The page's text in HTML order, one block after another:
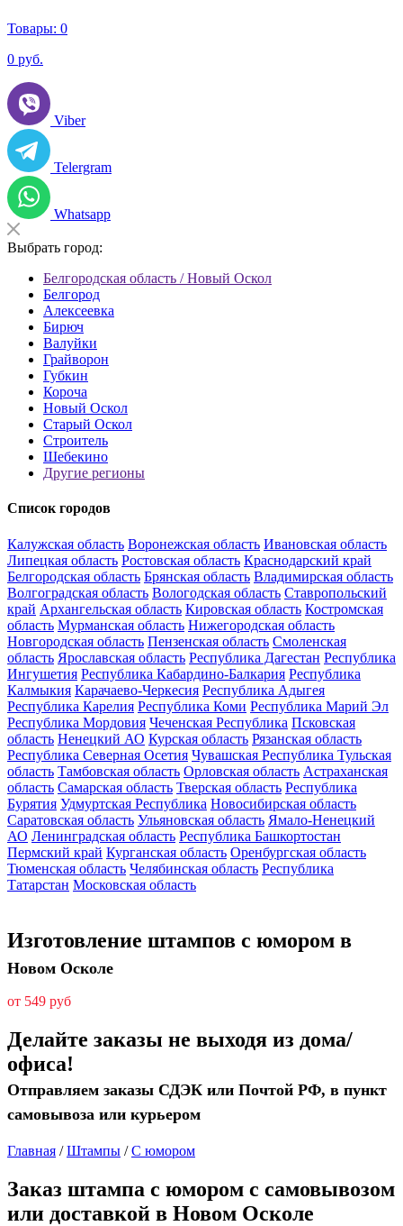
Товары: 0
0 руб.
Viber
Telergram
Whatsapp
Выбрать город:
Белгородская область / Новый Оскол
Белгород
Алексеевка
Бирюч
Валуйки
Грайворон
Губкин
Короча
Новый Оскол
Старый Оскол
Строитель
Шебекино
Другие регионы
Список городов
Калужская область Воронежская область Ивановская область
Липецкая область Ростовская область Краснодарский край
Белгородская область Брянская область Владимирская область
Волгоградская область Вологодская область Ставропольский
край Архангельская область Кировская область Костромская
область Мурманская область Нижегородская область
Новгородская область Пензенская область Смоленская
область Ярославская область Республика Дагестан Республика
Ингушетия Республика Кабардино-Балкария Республика
Калмыкия Карачаево-Черкесия Республика Адыгея
Республика Карелия Республика Коми Республика Марий Эл
Республика Мордовия Чеченская Республика Псковская
область Ненецкий АО Курская область Рязанская область
Республика Северная Осетия Чувашская Республика Тульская
область Тамбовская область Орловская область Астраханская
область Самарская область Тверская область Республика
Бурятия Удмуртская Республика Новосибирская область
Саратовская область Ульяновская область Ямало-Ненецкий
АО Ленинградская область Республика Башкортостан
Пермский край Курганская область Оренбургская область
Тюменская область Челябинская область Республика
Татарстан Московская область
Изготовление штампов с юмором в
Новом Осколе
от 549 руб
Делайте заказы не выходя из дома/
офиса!
Отправляем заказы СДЭК или Почтой РФ, в пункт
самовывоза или курьером
Главная /Штампы /С юмором
Заказ штампа с юмором с самовывозом
или доставкой в Новом Осколе